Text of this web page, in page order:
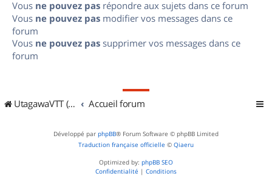
Vous ne pouvez pas répondre aux sujets dans ce forum
Vous ne pouvez pas modifier vos messages dans ce
forum
Vous ne pouvez pas supprimer vos messages dans ce
forum
UtagawaVTT (Randos VTT et VTTAE avec traces GPS) Accueil forum
Développé par phpBB® Forum Software © phpBB Limited
Traduction française officielle © Qiaeru
Optimized by: phpBB SEO
Confidentialité | Conditions